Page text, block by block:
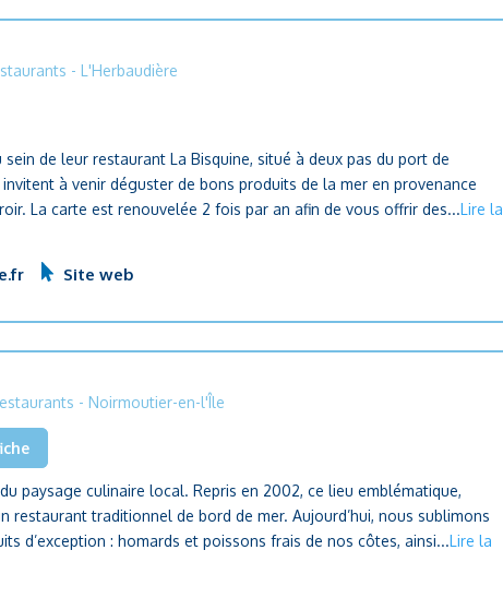
- L'Herbaudière
de leur restaurant La Bisquine, situé à deux pas du port de
à venir déguster de bons produits de la mer en provenance
La carte est renouvelée 2 fois par an afin de vous offrir des...Lire la
Site web
- Noirmoutier-en-l'Île
paysage culinaire local. Repris en 2002, ce lieu emblématique,
restaurant traditionnel de bord de mer. Aujourd’hui, nous sublimons
d’exception : homards et poissons frais de nos côtes, ainsi...Lire la